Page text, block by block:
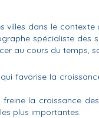
villes dans le contexte
spécialiste des
au cours du temps,
favorise la
freine la croissance
plus importantes.